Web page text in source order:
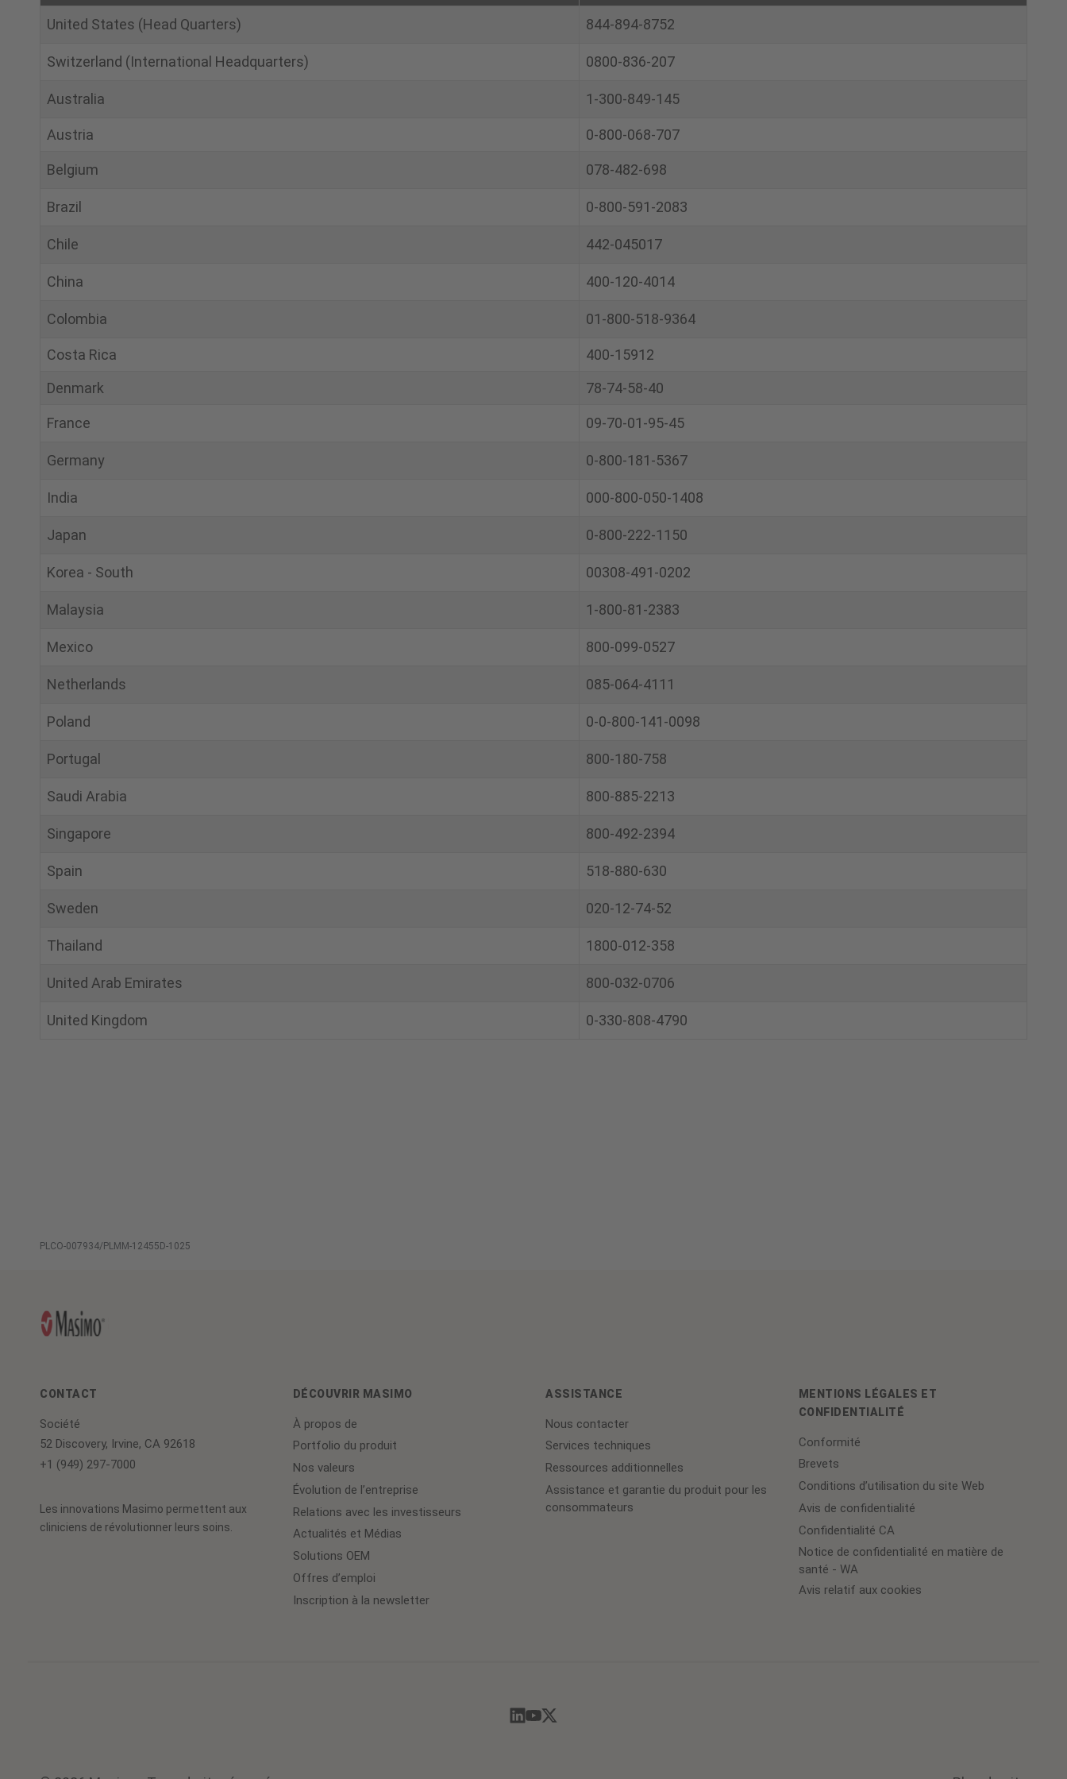
United States (Head Quarters) 844-894-8752
Switzerland (International Headquarters) 0800-836-207
Australia 1-300-849-145
Austria 0-800-068-707
Belgium 078-482-698
Brazil 0-800-591-2083
Chile 442-045017
China 400-120-4014
Colombia 01-800-518-9364
Costa Rica
400-15912
Denmark
78-74-58-40
France 09-70-01-95-45
Germany 0-800-181-5367
India 000-800-050-1408
Japan 0-800-222-1150
Korea ‐ South 00308-491-0202
Malaysia 1-800-81-2383
Mexico 800-099-0527
Netherlands 085-064-4111
Poland 0-0-800-141-0098
Portugal 800-180-758
Saudi Arabia 800-885-2213
Singapore 800-492-2394
Spain 518-880-630
Sweden 020-12-74-52
Thailand 1800-012-358
United Arab Emirates 800-032-0706
United Kingdom 0-330-808-4790
PLCO-007934/PLMM-12455D-1025
CONTACT
Société
52 Discovery, Irvine, CA 92618
+1 (949) 297-7000
Les innovations Masimo permettent aux
cliniciens de révolutionner leurs soins.
DÉCOUVRIR MASIMO
À propos de
Portfolio du produit
Nos valeurs
Évolution de l’entreprise
Relations avec les investisseurs
Actualités et Médias
Solutions OEM
Offres d’emploi
Inscription à la newsletter
ASSISTANCE
Nous contacter
Services techniques
Ressources additionnelles
Assistance et garantie du produit pour les
consommateurs
MENTIONS LÉGALES ET
CONFIDENTIALITÉ
Conformité
Brevets
Conditions d’utilisation du site Web
Avis de confidentialité
Confidentialité CA
Notice de confidentialité en matière de
santé - WA
Avis relatif aux cookies